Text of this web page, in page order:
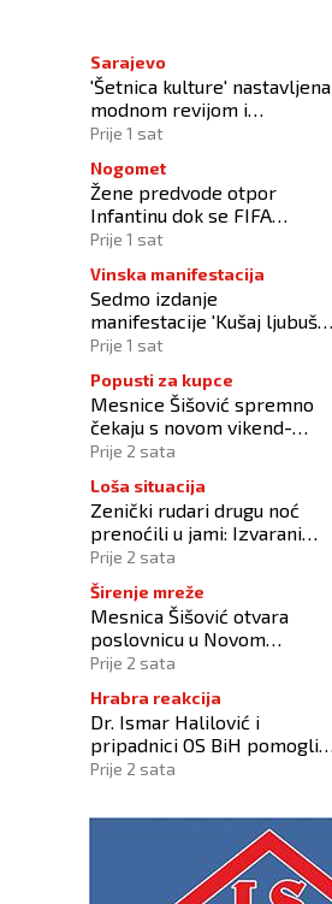
Sarajevo
'Šetnica kulture' nastavljena
modnom revijom i
predstavljanjem kozmetike
Prije 1 sat
Nogomet
Žene predvode otpor
Infantinu dok se FIFA
suočava s krizom
Prije 1 sat
Vinska manifestacija
Sedmo izdanje
manifestacije 'Kušaj ljubuška
vina' donosi vrhunska vina,
Prije 1 sat
Popusti za kupce
Mesnice Šišović spremno
čekaju s novom vikend-
akcijom!
Prije 2 sata
Loša situacija
Zenički rudari drugu noć
prenoćili u jami: Izvarani
smo, više nikome ne
vjerujemo
Prije 2 sata
Širenje mreže
Mesnica Šišović otvara
poslovnicu u Novom
Travniku!
Prije 2 sata
Hrabra reakcija
Dr. Ismar Halilović i
pripadnici OS BiH pomogli
ozlijeđenim u prometnoj
Prije 2 sata